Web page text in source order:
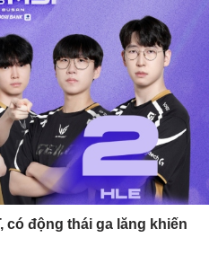
có động thái ga lăng khiến